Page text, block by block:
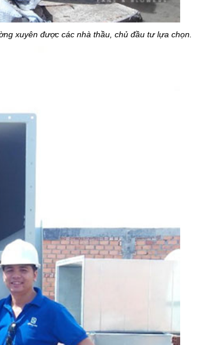
xuyên được các nhà thầu, chủ đầu tư lựa chọn.